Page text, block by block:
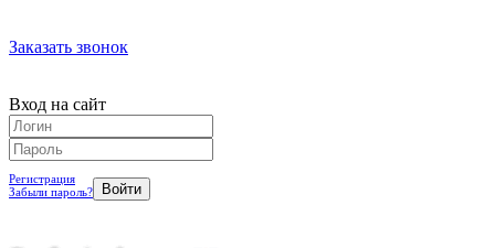
Заказать звонок
Вход на сайт
Регистрация
Забыли пароль?